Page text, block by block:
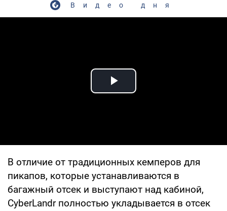
Видео дня
Play Video
В отличие от традиционных кемперов для
пикапов, которые устанавливаются в
багажный отсек и выступают над кабиной,
CyberLandr полностью укладывается в отсек